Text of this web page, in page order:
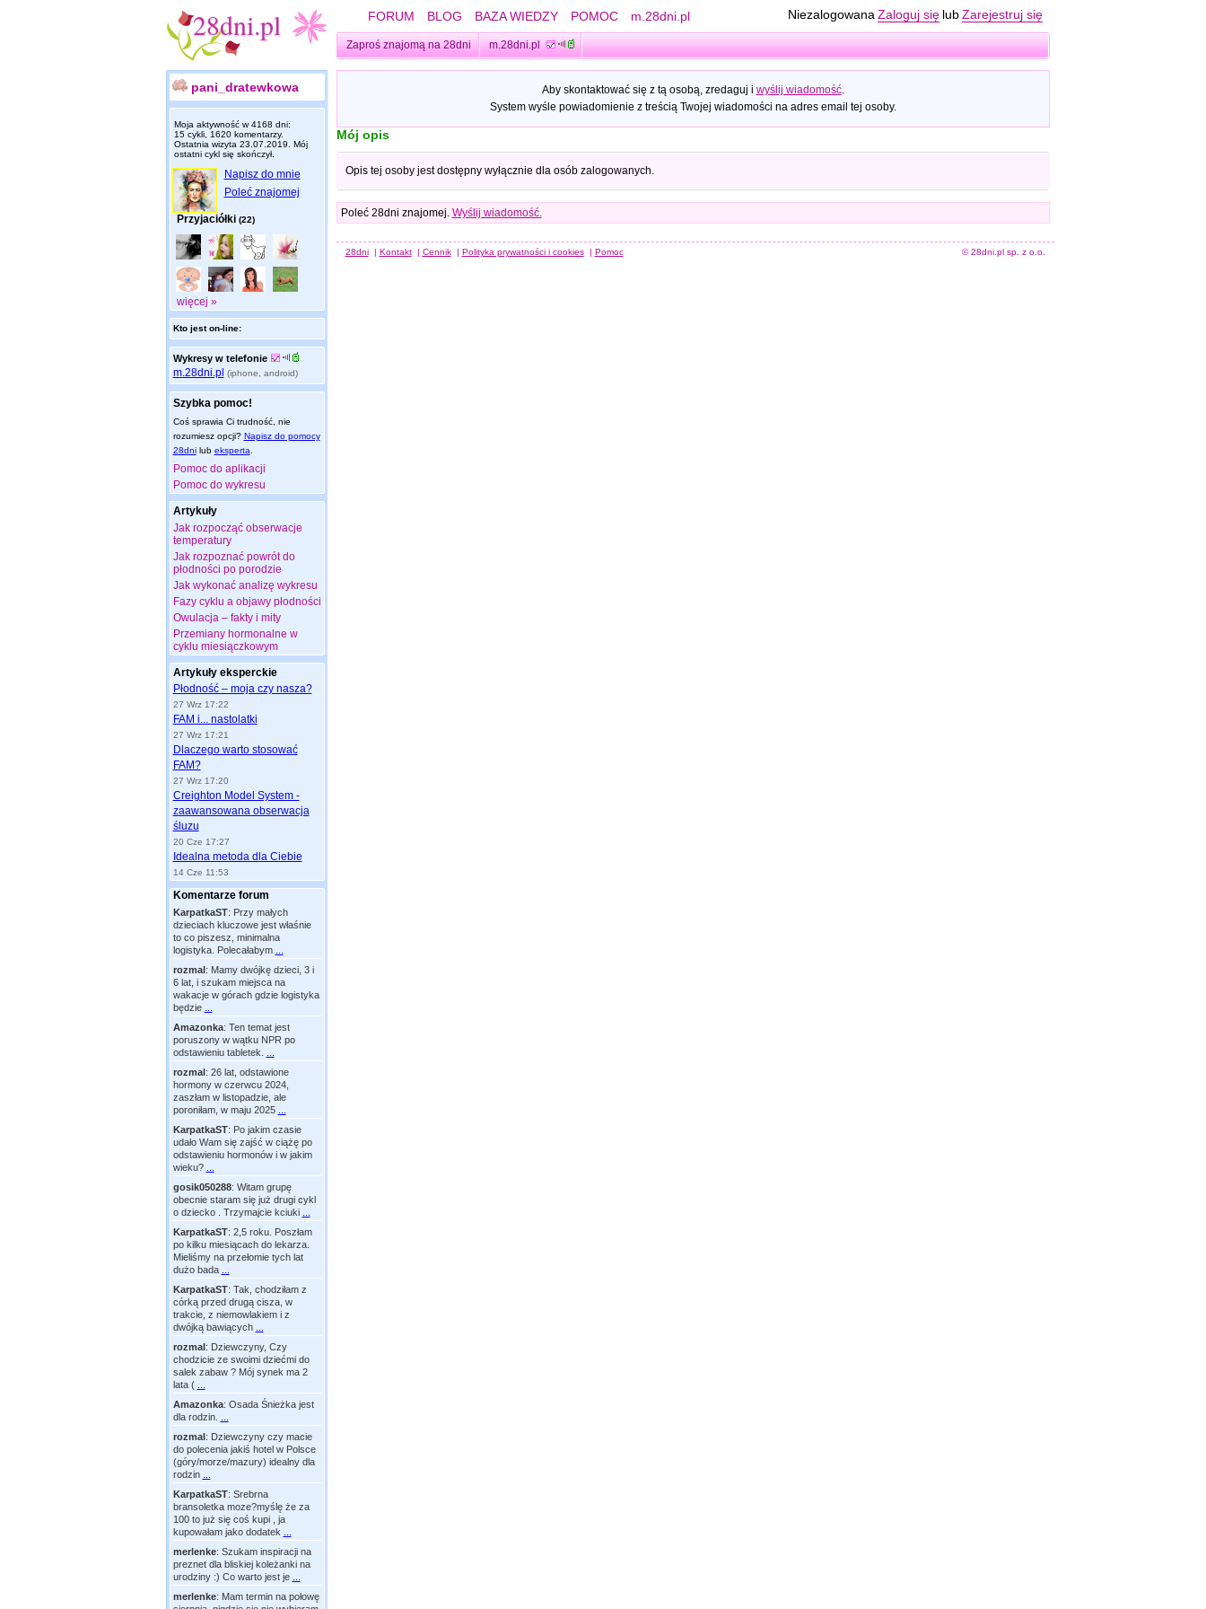
FORUM BLOG BAZA WIEDZY POMOC m.28dni.pl Niezalogowana Zaloguj się lub Zarejestruj się
Zaproś znajomą na 28dni m.28dni.pl
pani_dratewkowa
Moja aktywność w 4168 dni:
15 cykli, 1620 komentarzy.
Ostatnia wizyta 23.07.2019 . Mój
ostatni cykl się skończył.
Napisz do mnie
Poleć znajomej
Przyjaciółki (22)
więcej »
Kto jest on-line:
Wykresy w telefonie
m.28dni.pl (iphone, android)
Szybka pomoc!
Coś sprawia Ci trudność, nie
rozumiesz opcji? Napisz do pomocy
28dnilub eksperta
Pomoc do aplikacji
Pomoc do wykresu
Artykuły
Jak rozpocząć obserwacje
temperatury
Jak rozpoznać powrót do
płodności po porodzie
Jak wykonać analizę wykresu
Fazy cyklu a objawy płodności
Owulacja – fakty i mity
Przemiany hormonalne w
cyklu miesiączkowym
Artykuły eksperckie
Płodność – moja czy nasza?
27 Wrz 17:22
FAM i... nastolatki
27 Wrz 17:21
Dlaczego warto stosować
FAM?
27 Wrz 17:20
Creighton Model System -
zaawansowana obserwacja
śluzu
20 Cze 17:27
Idealna metoda dla Ciebie
14 Cze 11:53
Komentarze forum
KarpatkaST: Przy małych
dzieciach kluczowe jest właśnie
to co piszesz, minimalna
logistyka. Polecałabym
rozmal: Mamy dwójkę dzieci, 3 i
6 lat, i szukam miejsca na
wakacje w górach gdzie logistyka
będzie
Amazonka: Ten temat jest
poruszony w wątku NPR po
odstawieniu tabletek.
rozmal: 26 lat, odstawione
hormony w czerwcu 2024,
zaszłam w listopadzie, ale
poroniłam, w maju 2025
KarpatkaST: Po jakim czasie
udało Wam się zajść w ciążę po
odstawieniu hormonów i w jakim
wieku?
gosik050288: Witam grupę
obecnie staram się już drugi cykl
o dziecko . Trzymajcie kciuki
KarpatkaST: 2,5 roku. Poszłam
po kilku miesiącach do lekarza.
Mieliśmy na przełomie tych lat
dużo bada
KarpatkaST: Tak, chodziłam z
córką przed drugą cisza, w
trakcie, z niemowlakiem i z
dwójką bawiących
rozmal: Dziewczyny, Czy
chodzicie ze swoimi dziećmi do
salek zabaw ? Mój synek ma 2
lata (
Amazonka: Osada Śnieżka jest
dla rodzin.
rozmal: Dziewczyny czy macie
do polecenia jakiś hotel w Polsce
(góry/morze/mazury) idealny dla
rodzin
KarpatkaST: Srebrna
bransoletka moze?myślę że za
100 to już się coś kupi , ja
kupowałam jako dodatek
merlenke: Szukam inspiracji na
preznet dla bliskiej koleżanki na
urodziny :) Co warto jest je
merlenke: Mam termin na połowę
Aby skontaktować się z tą osobą, zredaguj i wyślij wiadomość.
System wyśle powiadomienie z treścią Twojej wiadomości na adres email tej osoby.
Mój opis
Opis tej osoby jest dostępny wyłącznie dla osób zalogowanych.
Poleć 28dni znajomej. Wyślij wiadomość.
28dni | Kontakt | Cennik | Polityka prywatności i cookies | Pomoc © 28dni.pl sp. z o.o.